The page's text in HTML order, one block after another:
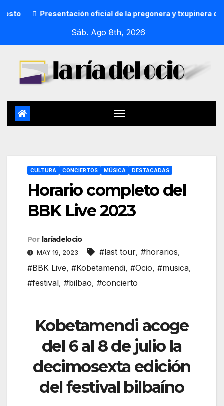
Presentación oficial de la pregonera y txupinera de Aste
Sáb. Ago 8th, 2026
CULTURA CONCIERTOS MÚSICA DESTACADAS
Horario completo del
BBK Live 2023
Por laríadelocio
MAY 19, 2023 #last tour, #horarios,
#BBK Live, #Kobetamendi, #Ocio, #musica,
#festival, #bilbao, #concierto
Kobetamendi acoge
del 6 al 8 de julio la
decimosexta edición
del festival bilbaíno